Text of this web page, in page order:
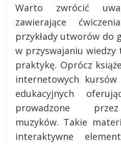
Warto zwrócić
zawierające
przykłady utworów do
w przyswajaniu
praktykę. Oprócz
internetowych
edukacyjnych
prowadzone
muzyków. Takie
interaktywne